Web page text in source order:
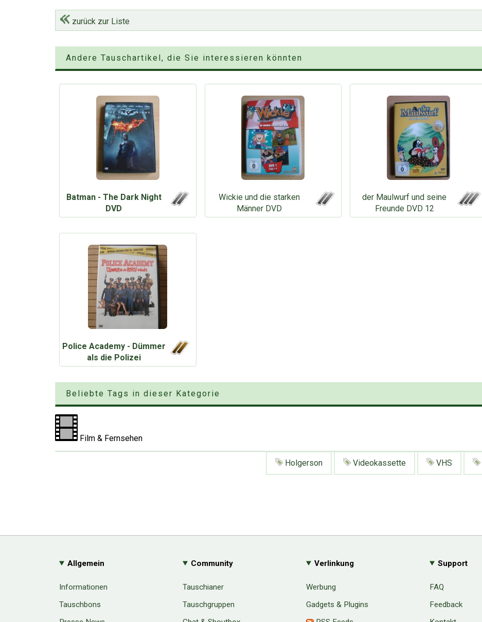
zurück zur Liste
Andere Tauschartikel, die Sie interessieren könnten
Batman - The Dark Night
DVD
Wickie und die starken
Männer DVD
der Maulwurf und seine
Freunde DVD 12
Police Academy - Dümmer
als die Polizei
Beliebte Tags in dieser Kategorie
Film & Fernsehen
Holgerson Videokassette VHS
Allgemein
Informationen
Tauschbons
Community
Tauschianer
Tauschgruppen
Verlinkung
Werbung
Gadgets & Plugins
Support
FAQ
Feedback